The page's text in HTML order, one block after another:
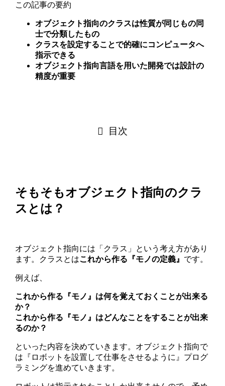
この記事の要約
オブジェクト指向のクラスは性質が同じもの同
士で分類したもの
クラスを設定することで的確にコンピュータへ
指示できる
オブジェクト指向言語を用いた開発では設計の
精度が重要
目次
そもそもオブジェクト指向のクラ
スとは？
オブジェクト指向には「クラス」という考え方があり
ます。クラスとはこれから作る『モノの定義』 です。
例えば、
これから作る『モノ』は何を覚えておくことが出来る
か？
これから作る『モノ』はどんなことをすることが出来
るのか？
といった内容を決めていきます。オブジェクト指向で
は『ロボットを設置して仕事をさせるように』プログ
ラミングを進めていきます。